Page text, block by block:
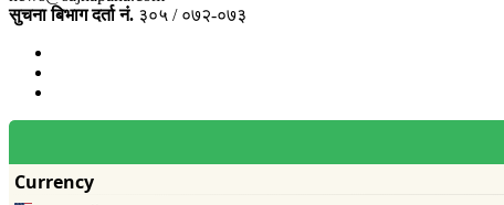
सुचना बिभाग दर्ता नं. ३०५ / ०७२-०७३